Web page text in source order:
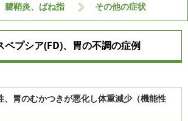
腱鞘炎、ばね指 その他の症状
ペプシア(FD)、胃の不調の症例
胃のむかつきが悪化し体重減少（機能性